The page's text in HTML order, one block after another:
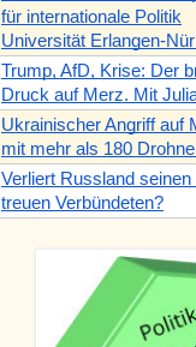
für internationale Politik
Universität Erlangen-
Trump, AfD, Krise: Der
Druck auf Merz. Mit
Ukrainischer Angriff auf
mit mehr als 180
Verliert Russland seinen
treuen Verbündeten?